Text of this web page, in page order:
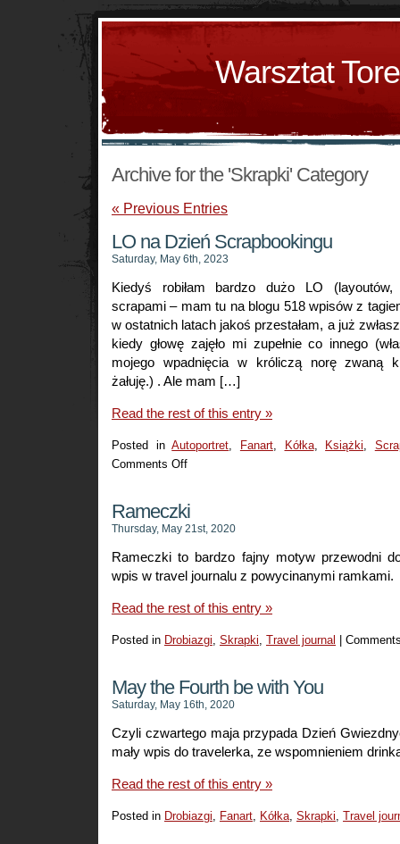
Warsztat
Archive for the 'Skrapki' Category
« Previous Entries
LO na Dzień Scrapbookingu
Saturday, May 6th, 2023
Kiedyś robiłam bardzo dużo LO
scrapami – mam tu na blogu 518 wpisów z
w ostatnich latach jakoś przestałam, a już
kiedy głowę zajęło mi zupełnie co innego
mojego wpadnięcia w króliczą norę zwaną
żałuję.) . Ale mam […]
Read the rest of this entry »
Posted inAutoportret, Fanart, Kółka, Książki,
Comments Offon
Dzień
Scrapbookingu
Rameczki
Thursday, May 21st, 2020
Rameczki to bardzo fajny motyw przewodni
wpis w travel journalu z powycinanymi ramkami.
Read the rest of this entry »
Posted in Drobiazgi, Skrapki, Travel journal
May the Fourth be with You
Saturday, May 16th, 2020
Czyli czwartego maja przypada Dzień
mały wpis do travelerka, ze wspomnieniem
Read the rest of this entry »
Posted in Drobiazgi, Fanart, Kółka, Skrapki, Travel